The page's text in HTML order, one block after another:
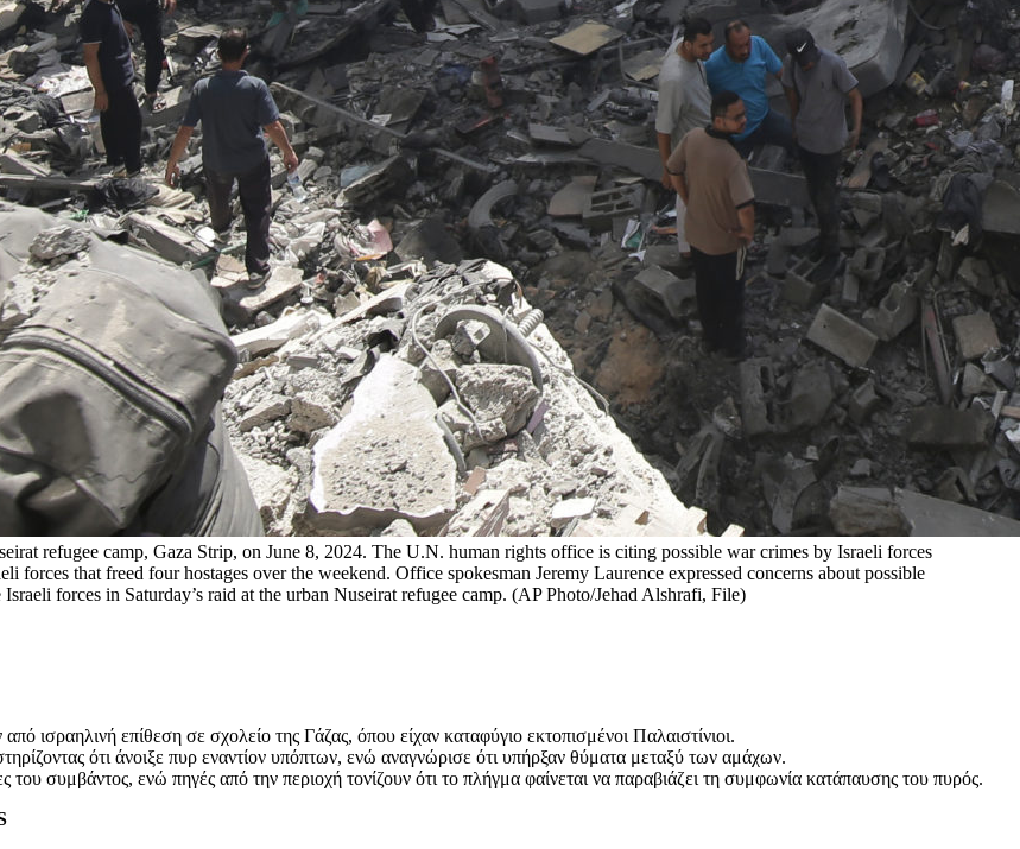
refugee camp, Gaza Strip, on June 8, 2024. The U.N. human rights office is citing possible war crimes by Israeli forces
forces that freed four hostages over the weekend. Office spokesman Jeremy Laurence expressed concerns about possible
forces in Saturday’s raid at the urban Nuseirat refugee camp. (AP Photo/Jehad Alshrafi, File)
ισραηλινή επίθεση σε σχολείο της Γάζας, όπου είχαν καταφύγιο εκτοπισμένοι Παλαιστίνιοι.
ότι άνοιξε πυρ εναντίον υπόπτων, ενώ αναγνώρισε ότι υπήρξαν θύματα μεταξύ των αμάχων.
συμβάντος, ενώ πηγές από την περιοχή τονίζουν ότι το πλήγμα φαίνεται να παραβιάζει τη συμφωνία κατάπαυσης του πυρός.